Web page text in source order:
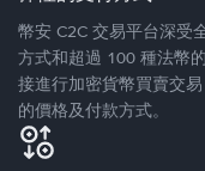
幣安 C2C 交易平台深受
方式和超過 100 種法幣
接進行加密貨幣買賣交
的價格及付款方式。